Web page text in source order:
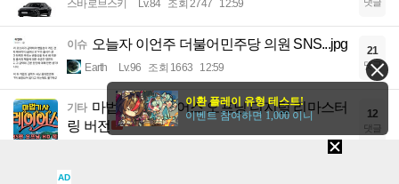
스바로브스키 Lv.84 조회 2747 12:59
이슈 오늘자 이언주 더불어민주당 의원 SNS...jpg
Earth Lv.96 조회 1663 12:59
21
댓글
기타 마법기사 레이어스 오프닝 디지털 리마스터
링 버전
12
댓글
AD
이환 플레이 유형 테스트!
이벤트 참여하면 1,000 이니